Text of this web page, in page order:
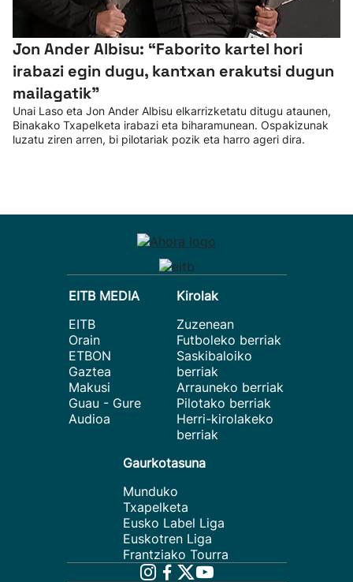
Jon Ander Albisu: “Faborito kartel hori
irabazi egin dugu, kantxan erakutsi dugun
mailagatik”
Unai Laso eta Jon Ander Albisu elkarrizketatu ditugu ataunen,
Binakako Txapelketa irabazi eta biharamunean. Ospakizunak
luzatu ziren arren, bi pilotariak pozik eta harro ageri dira.
EITB MEDIA
EITB
Orain
ETBON
Gaztea
Makusi
Guau - Gure
Audioa
Kirolak
Zuzenean
Futboleko berriak
Saskibaloiko
berriak
Arrauneko berriak
Pilotako berriak
Herri-kirolakeko
berriak
Gaurkotasuna
Munduko
Txapelketa
Eusko Label Liga
Euskotren Liga
Frantziako Tourra